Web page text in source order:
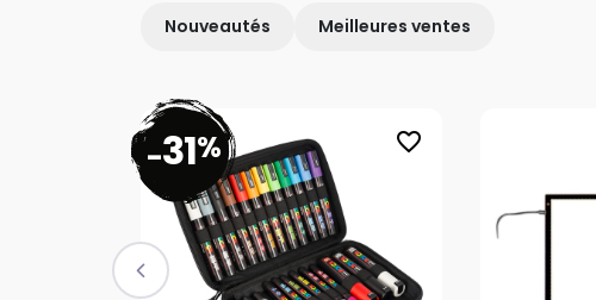
Nouveautés Meilleures ventes
favorite_border
-31%